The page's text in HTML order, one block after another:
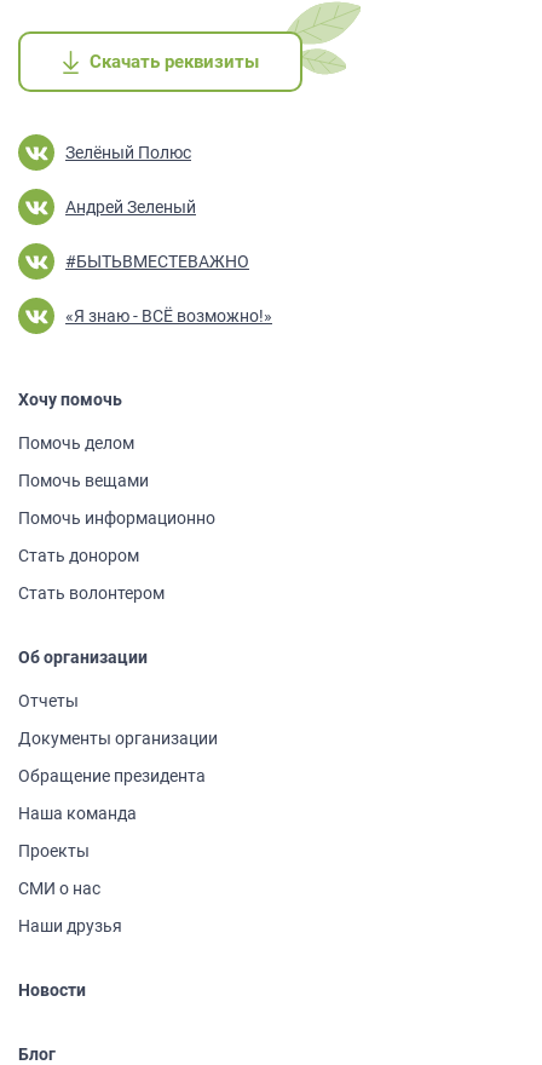
Зелёный Полюс
Андрей Зеленый
#БЫТЬВМЕСТЕВАЖНО
«Я знаю - ВСЁ возможно!»
Хочу помочь
Помочь делом
Помочь вещами
Помочь информа­ционно
Стать донором
Стать волонтером
Об организации
Отчеты
Документы организации
Обращение президента
Наша команда
Проекты
СМИ о нас
Наши друзья
Новости
Блог
Скачать реквизиты
Скачать реквизиты
Скачать реквизиты
Скачать реквизиты
Скачать реквизиты